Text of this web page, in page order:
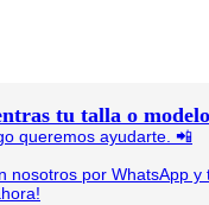
tu talla o
queremos ayudarte. 📲
nosotros por WhatsApp